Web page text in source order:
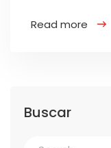
Read more
Buscar